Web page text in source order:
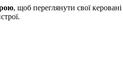
, щоб переглянути свої